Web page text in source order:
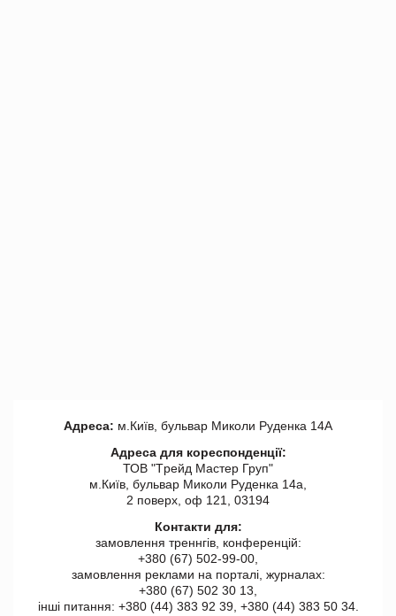
Адреса: м.Київ, бульвар Миколи Руденка 14А
Адреса для кореспонденції:
ТОВ "Tрейд Мастер Груп"
м.Київ, бульвар Миколи Руденка 14а,
2 поверх, оф 121, 03194
Контакти для:
замовлення треннгів, конференцій:
+380 (67) 502-99-00,
замовлення реклами на порталі, журналах:
+380 (67) 502 30 13,
інші питання: +380 (44) 383 92 39, +380 (44) 383 50 34.